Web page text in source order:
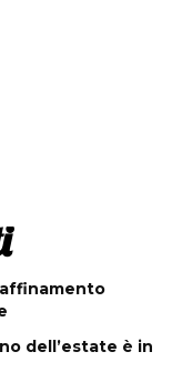
dell’estate è in